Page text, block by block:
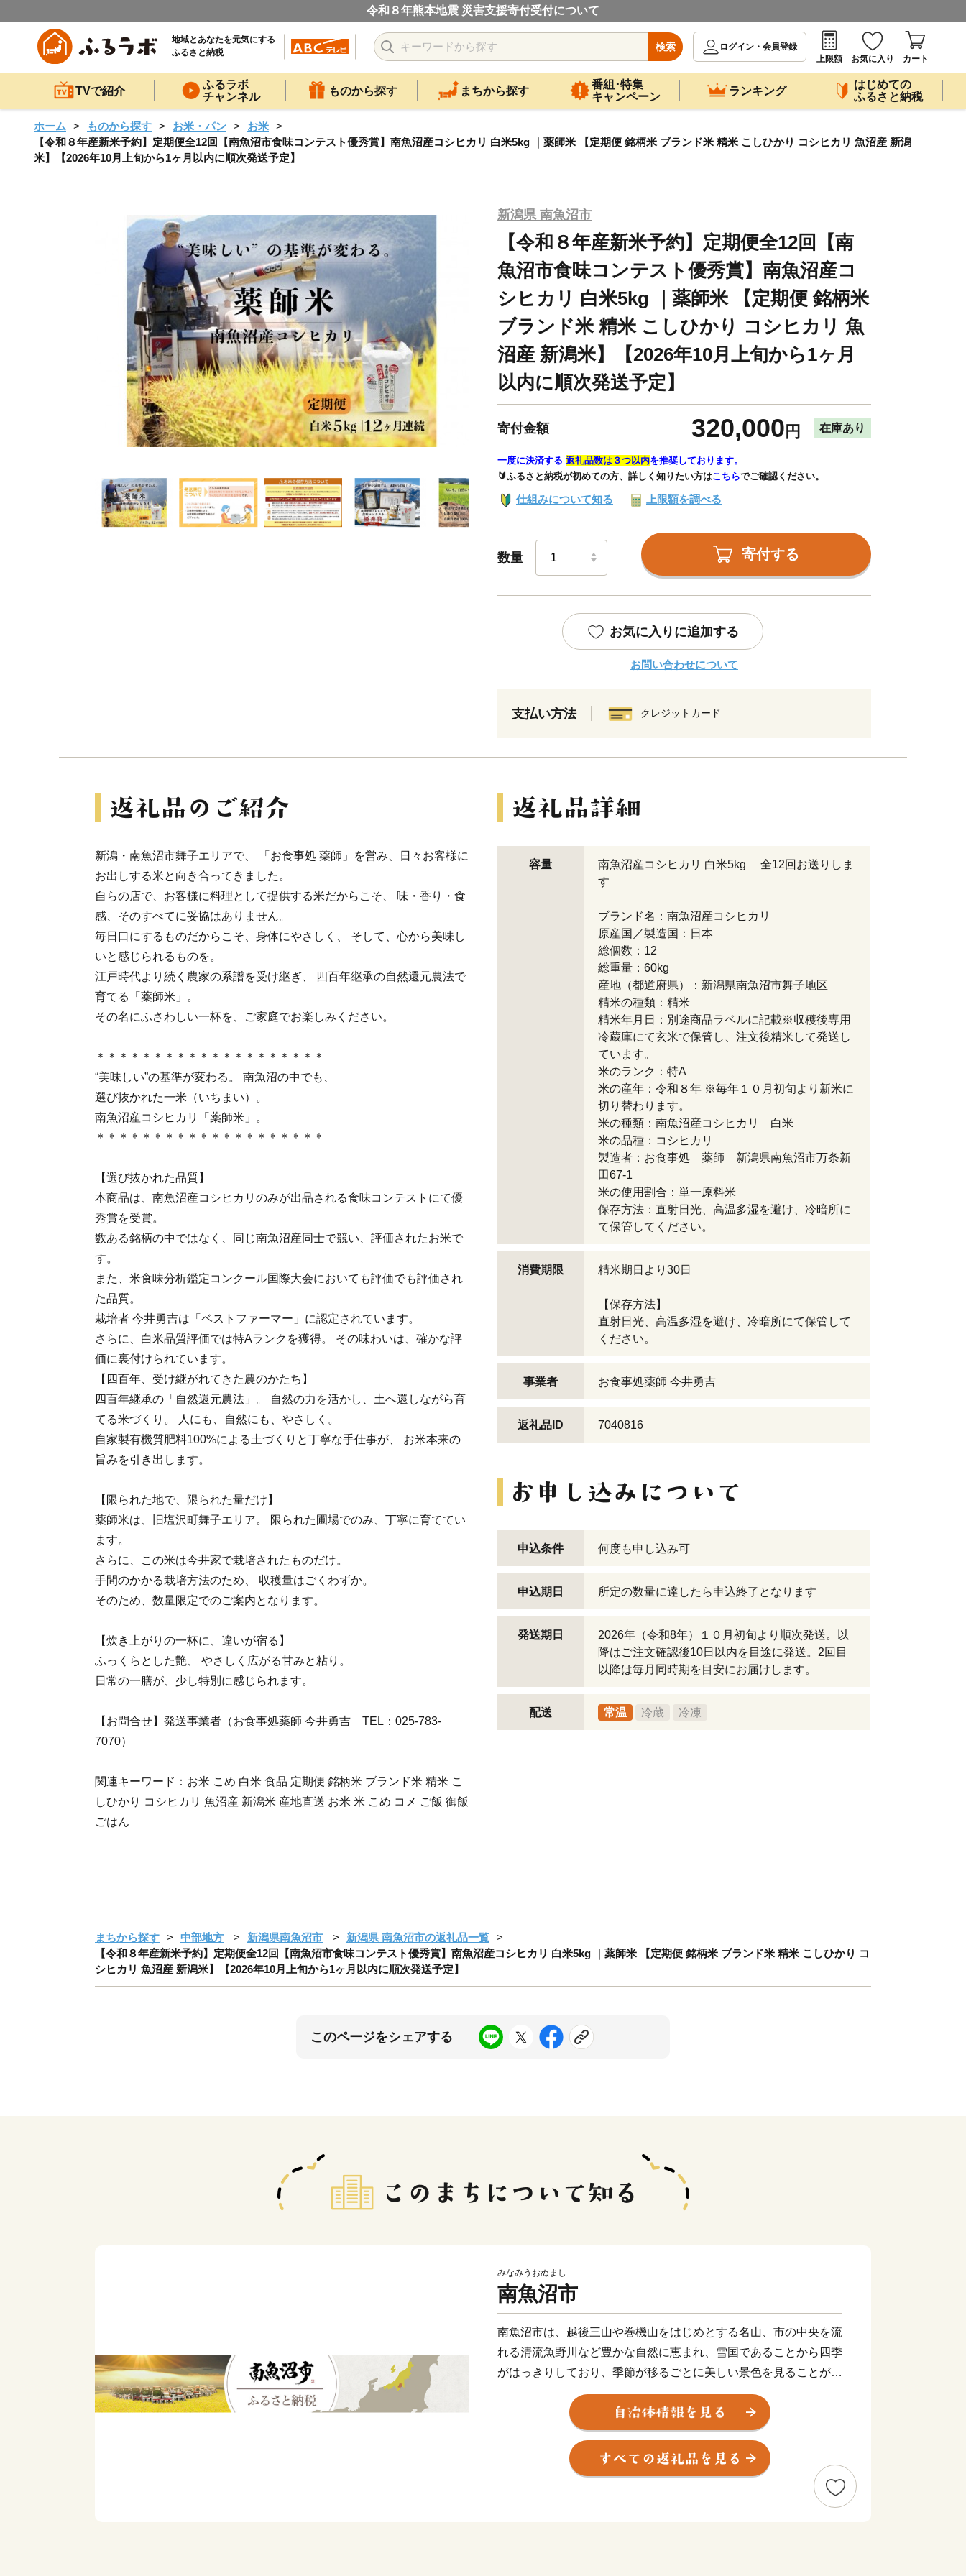
令和８年熊本地震 災害支援寄付受付について
地域とあなたを元気にする
ふるさと納税
検索
ログイン・会員登録
上限額
お気に入り カート
TVで紹介
ふるラボ
チャンネル
ものから探す まちから探す
番組･特集
キャンペーン
ランキング
はじめての
ふるさと納税
ホーム ものから探す お米・パン
お米
【令和８年産新米予約】定期便全12回【南魚沼市食味コンテスト優秀賞】南魚沼産コシヒカリ 白米5kg ｜薬師米 【定期便 銘柄米 ブランド米 精米 こしひかり コシヒカリ 魚沼産 新潟
米】【2026年10月上旬から1ヶ月以内に順次発送予定】
新潟県 南魚沼市
【令和８年産新米予約】定期便全12回【南
魚沼市食味コンテスト優秀賞】南魚沼産コ
シヒカリ 白米5kg ｜薬師米 【定期便 銘柄米
ブランド米 精米 こしひかり コシヒカリ 魚
沼産 新潟米】【2026年10月上旬から1ヶ月
以内に順次発送予定】
寄付金額 320,000 円 在庫あり
一度に決済する 返礼品数は３つ以内を推奨しております。
🔰ふるさと納税が初めての方、詳しく知りたい方はこちらでご確認ください。
仕組みについて知る 上限額を調べる
数量 寄付する
お気に入りに追加する
お問い合わせについて
支払い方法 クレジットカード
新潟・南魚沼市舞子エリアで、 「お食事処 薬師」を営み、日々お客様に
お出しする米と向き合ってきました。
自らの店で、お客様に料理として提供する米だからこそ、 味・香り・食
感、そのすべてに妥協はありません。
毎日口にするものだからこそ、身体にやさしく、 そして、心から美味し
いと感じられるものを。
江戸時代より続く農家の系譜を受け継ぎ、 四百年継承の自然還元農法で
育てる「薬師米」。
その名にふさわしい一杯を、ご家庭でお楽しみください。
＊＊＊＊＊＊＊＊＊＊＊＊＊＊＊＊＊＊＊＊
“美味しい”の基準が変わる。 南魚沼の中でも、
選び抜かれた一米（いちまい）。
南魚沼産コシヒカリ「薬師米」。
＊＊＊＊＊＊＊＊＊＊＊＊＊＊＊＊＊＊＊＊
【選び抜かれた品質】
本商品は、南魚沼産コシヒカリのみが出品される食味コンテストにて優
秀賞を受賞。
数ある銘柄の中ではなく、同じ南魚沼産同士で競い、評価されたお米で
す。
また、米食味分析鑑定コンクール国際大会においても評価でも評価され
た品質。
栽培者 今井勇吉は「ベストファーマー」に認定されています。
さらに、白米品質評価では特Aランクを獲得。 その味わいは、確かな評
価に裏付けられています。
【四百年、受け継がれてきた農のかたち】
四百年継承の「自然還元農法」。 自然の力を活かし、土へ還しながら育
てる米づくり。 人にも、自然にも、やさしく。
自家製有機質肥料100%による土づくりと丁寧な手仕事が、 お米本来の
旨みを引き出します。
【限られた地で、限られた量だけ】
薬師米は、旧塩沢町舞子エリア。 限られた圃場でのみ、丁寧に育ててい
ます。
さらに、この米は今井家で栽培されたものだけ。
手間のかかる栽培方法のため、 収穫量はごくわずか。
そのため、数量限定でのご案内となります。
【炊き上がりの一杯に、違いが宿る】
ふっくらとした艶、 やさしく広がる甘みと粘り。
日常の一膳が、少し特別に感じられます。
【お問合せ】発送事業者（お食事処薬師 今井勇吉 TEL：025-783-
7070）
関連キーワード：お米 こめ 白米 食品 定期便 銘柄米 ブランド米 精米 こ
しひかり コシヒカリ 魚沼産 新潟米 産地直送 お米 米 こめ コメ ご飯 御飯
ごはん
容量
南魚沼産コシヒカリ 白米5kg 全12回お送りしま
す
ブランド名：南魚沼産コシヒカリ
原産国／製造国：日本
総個数：12
総重量：60kg
産地（都道府県）：新潟県南魚沼市舞子地区
精米の種類：精米
精米年月日：別途商品ラベルに記載※収穫後専用
冷蔵庫にて玄米で保管し、注文後精米して発送し
ています。
米のランク：特A
米の産年：令和８年 ※毎年１０月初旬より新米に
切り替わります。
米の種類：南魚沼産コシヒカリ 白米
米の品種：コシヒカリ
製造者：お食事処 薬師 新潟県南魚沼市万条新
田67-1
米の使用割合：単一原料米
保存方法：直射日光、高温多湿を避け、冷暗所に
て保管してください。
消費期限 精米期日より30日
【保存方法】
直射日光、高温多湿を避け、冷暗所にて保管して
ください。
事業者 お食事処薬師 今井勇吉
返礼品ID 7040816
申込条件 何度も申し込み可
申込期日 所定の数量に達したら申込終了となります
発送期日
2026年（令和8年）１０月初旬より順次発送。以
降はご注文確認後10日以内を目途に発送。2回目
以降は毎月同時期を目安にお届けします。
配送 常温 冷蔵 冷凍
まちから探す 中部地方 新潟県南魚沼市
新潟県 南魚沼市の返礼品一覧
【令和８年産新米予約】定期便全12回【南魚沼市食味コンテスト優秀賞】南魚沼産コシヒカリ 白米5kg ｜薬師米 【定期便 銘柄米 ブランド米 精米 こしひかり コ
シヒカリ 魚沼産 新潟米】【2026年10月上旬から1ヶ月以内に順次発送予定】
このページをシェアする
みなみうおぬまし
南魚沼市
南魚沼市は、越後三山や巻機山をはじめとする名山、市の中央を流
れる清流魚野川など豊かな自然に恵まれ、雪国であることから四季
がはっきりしており、季節が移るごとに美しい景色を見ることがで
新潟県南部に位置し、太平洋側と日本海側を結ぶ交通の要衝となっ
東京からは新幹線で1時間半、高速道路で2時間とアクセスも抜群
で、冬のスキー場をはじめ四季を通じて多くの観光客で賑わいま